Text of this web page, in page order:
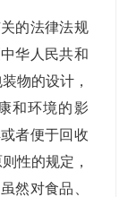
的法律法规
华人民共和
物的设计，
和环境的影
者便于回收
性的规定，
然对食品、